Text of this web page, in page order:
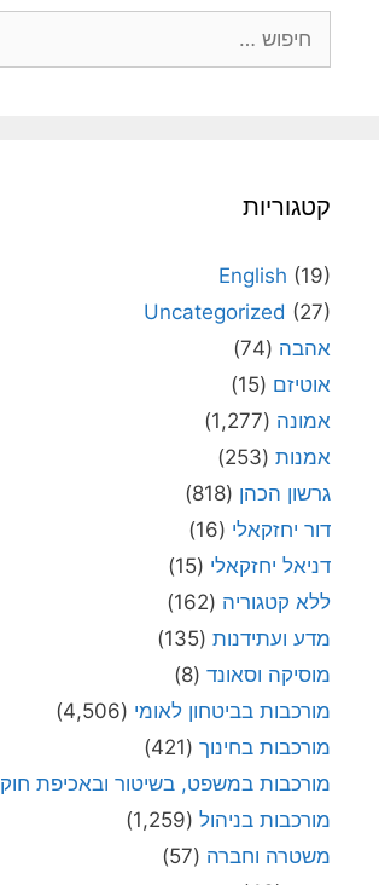
קטגוריות
English (19)
Uncategorized (27)
אהבה (74)
אוטיזם (15)
אמונה (1,277)
אמנות (253)
גרשון הכהן (818)
דור יחזקאלי (16)
דניאל יחזקאלי (15)
ללא קטגוריה (162)
מדע ועתידנות (135)
מוסיקה וסאונד (8)
מורכבות בביטחון לאומי (4,506)
מורכבות בחינוך (421)
מורכבות במשפט, בשיטור ובאכיפת חוק
מורכבות בניהול (1,259)
משטרה וחברה (57)